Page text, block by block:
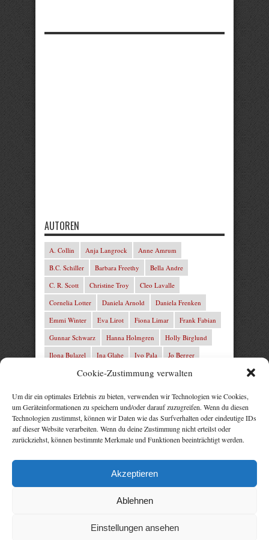
Cookie-Zustimmung verwalten
Um dir ein optimales Erlebnis zu bieten, verwenden wir Technologien wie Cookies,
um Geräteinformationen zu speichern und/oder darauf zuzugreifen. Wenn du diesen
Technologien zustimmst, können wir Daten wie das Surfverhalten oder eindeutige IDs
auf dieser Website verarbeiten. Wenn du deine Zustimmung nicht erteilst oder
zurückziehst, können bestimmte Merkmale und Funktionen beeinträchtigt werden.
Akzeptieren
Ablehnen
Einstellungen ansehen
AUTOREN
A. Collin Anja Langrock
Anne Amrum
B.C. Schiller
Barbara Freethy
Bella Andre
C. R. Scott
Christine Troy
Cleo Lavalle
Cornelia Lotter
Daniela Arnold
Daniela Frenken
Emmi Winter
Eva Lirot Fiona Limar
Frank Fabian
Gunnar Schwarz
Hanna Holmgren
Holly Birglund
Ilona Bulazel
Ina Glahe Ivo Pala
Jo Berger
Josefine Weiss
Josie Charles
Karin Lindberg
Lita Harris
Marcus Hünnebeck
Marit Bernson
Mark Franley
Martin Krist
Michelle Schrenk
Mila Summers
Mira Morton
Nika Lubitsch
Noah Fitz
Nora Amelie René Junge
Rezepte Profis
Thomas Herzberg Vital Experts